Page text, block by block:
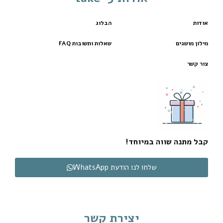
אודות הבלוג
מילון מושגים שאלות ותשובות FAQ
צור קשר
קבל מתנה שווה במיוחד!
שלחו לנו הודעת WhatsApp
יצירת קשר